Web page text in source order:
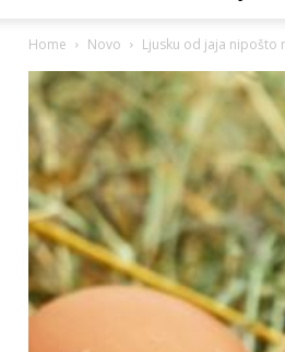
Home Novo Ljusku od jaja nipošto